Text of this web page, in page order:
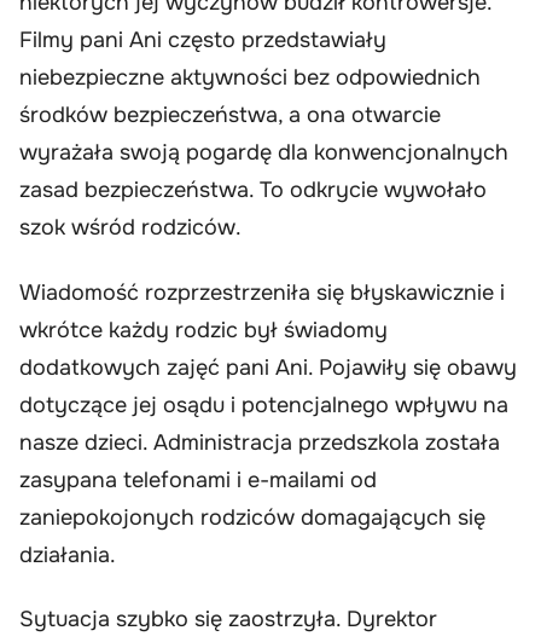
Filmy pani Ani często przedstawiały
niebezpieczne aktywności bez odpowiednich
środków bezpieczeństwa, a ona otwarcie
wyrażała swoją pogardę dla konwencjonalnych
zasad bezpieczeństwa. To odkrycie wywołało
szok wśród rodziców.
Wiadomość rozprzestrzeniła się błyskawicznie i
wkrótce każdy rodzic był świadomy
dodatkowych zajęć pani Ani. Pojawiły się obawy
dotyczące jej osądu i potencjalnego wpływu na
nasze dzieci. Administracja przedszkola została
zasypana telefonami i e-mailami od
zaniepokojonych rodziców domagających się
działania.
Sytuacja szybko się zaostrzyła. Dyrektor